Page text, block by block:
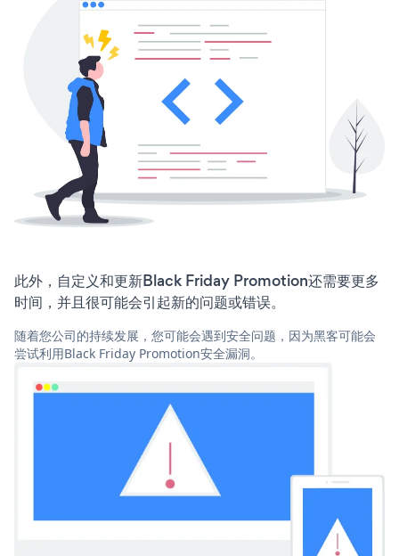
此外，自定义和更新Black Friday Promotion还需要更多
时间，并且很可能会引起新的问题或错误。
随着您公司的持续发展，您可能会遇到安全问题，因为黑客可能会
尝试利用Black Friday Promotion安全漏洞。